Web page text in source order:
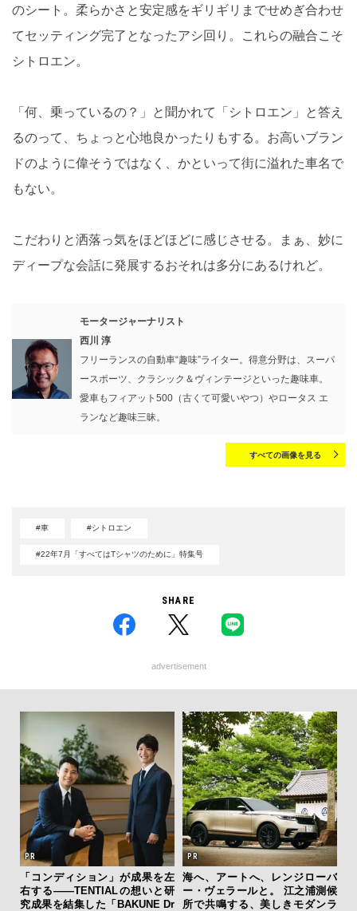
のシート。柔らかさと安定感をギリギリまでせめぎ合わせ
てセッティング完了となったアシ回り。これらの融合こそ
シトロエン。
「何、乗っているの？」と聞かれて「シトロエン」と答え
るのって、ちょっと心地良かったりもする。お高いブラン
ドのように偉そうではなく、かといって街に溢れた車名で
もない。
こだわりと洒落っ気をほどほどに感じさせる。まぁ、妙に
ディープな会話に発展するおそれは多分にあるけれど。
モータージャーナリスト
西川 淳
フリーランスの自動車“趣味”ライター。得意分野は、スーパ
ースポーツ、クラシック＆ヴィンテージといった趣味車。
愛車もフィアット500（古くて可愛いやつ）やロータス エ
ランなど趣味三昧。
すべての画像を見る
#車 #シトロエン
#22年7月「すべてはTシャツのために」特集号
SHARE
advertisement
「コンディション」が成果を左
右する——TENTIALの想いと研
究成果を結集した「BAKUNE Dr
海へ、アートへ、レンジローバ
ー・ヴェラールと。 江之浦測候
所で共鳴する、美しきモダンラ